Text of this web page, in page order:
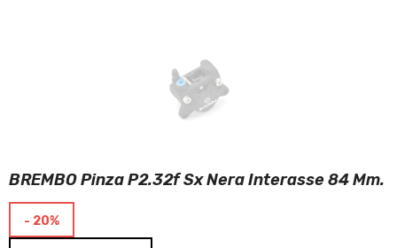
BREMBO Pinza P2.32f Sx Nera Interasse 84 Mm.
- 20%